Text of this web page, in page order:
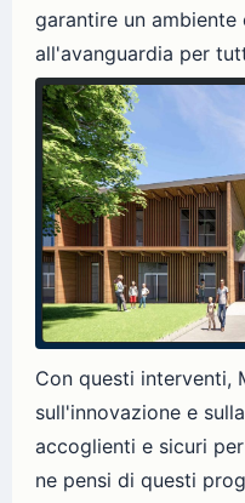
garantire un
all'avanguardia per
Con questi interventi,
sull'innovazione e
accoglienti e sicuri
ne pensi di questi